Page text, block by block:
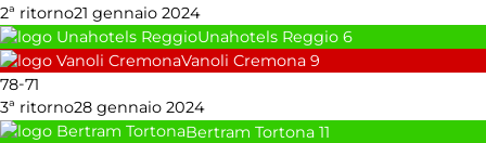
2ª ritorno21 gennaio 2024
Unahotels Reggio 6
Vanoli Cremona 9
78-71
3ª ritorno28 gennaio 2024
Bertram Tortona 11